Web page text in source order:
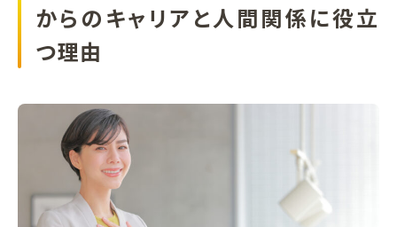
からのキャリアと人間関係に役立
つ理由